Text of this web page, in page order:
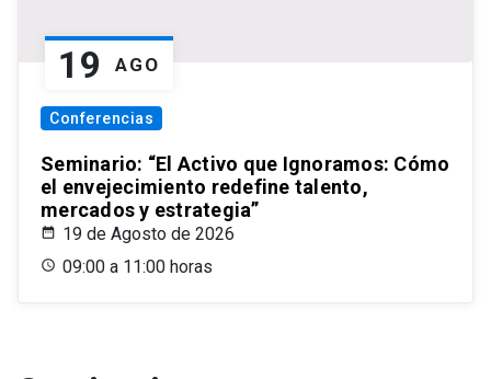
19 AGO
Conferencias
Seminario: “El Activo que Ignoramos: Cómo
el envejecimiento redefine talento,
mercados y estrategia”
19 de Agosto de 2026
09:00 a 11:00 horas